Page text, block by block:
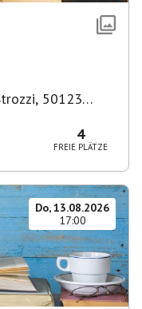
50123
4
FREIE PLÄTZE
Do, 13.08.2026
17:00